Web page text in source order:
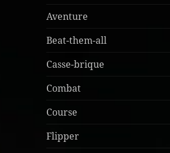
Aventure
Beat-them-all
Casse-brique
Combat
Course
Flipper